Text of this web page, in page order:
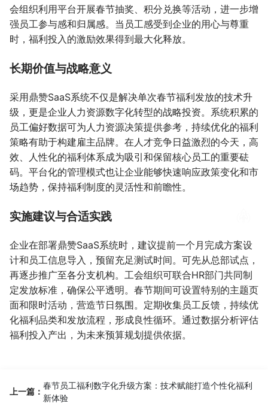
会组织利用平台开展春节抽奖、积分兑换等活动，进一步增
强员工参与感和归属感。当员工感受到企业的用心与尊重
时，福利投入的激励效果得到最大化释放。
长期价值与战略意义
采用鼎赞SaaS系统不仅是解决单次春节福利发放的技术升
级，更是企业人力资源数字化转型的战略投资。系统积累的
员工偏好数据可为人力资源决策提供参考，持续优化的福利
策略有助于构建雇主品牌。在人才竞争日益激烈的今天，高
效、人性化的福利体系成为吸引和保留核心员工的重要砝
码。平台化的管理模式也让企业能够快速响应政策变化和市
场趋势，保持福利制度的灵活性和前瞻性。
实施建议与合适实践
企业在部署鼎赞SaaS系统时，建议提前一个月完成方案设
计和员工信息导入，预留充足测试时间。可先从总部试点，
再逐步推广至各分支机构。工会组织可联合HR部门共同制
定发放标准，确保公平透明。春节期间可设置特别的主题页
面和限时活动，营造节日氛围。定期收集员工反馈，持续优
化福利品类和发放流程，形成良性循环。通过数据分析评估
福利投入产出，为未来预算规划提供依据。
上一篇：
春节员工福利数字化升级方案：技术赋能打造个性化福利
新体验